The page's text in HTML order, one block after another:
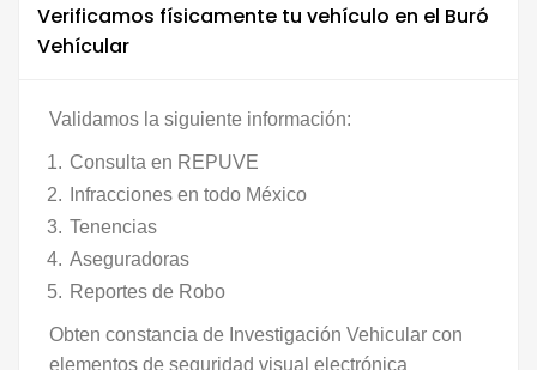
Verificamos físicamente tu vehículo en el Buró
Vehícular
Validamos la siguiente información:
Consulta en REPUVE
Infracciones en todo México
Tenencias
Aseguradoras
Reportes de Robo
Obten constancia de Investigación Vehicular con
elementos de seguridad visual electrónica